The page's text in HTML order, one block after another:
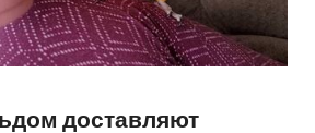
доставляют